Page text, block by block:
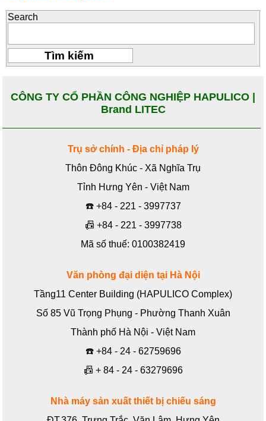
Search
CÔNG TY CỔ PHẦN CÔNG NGHIỆP HAPULICO |
Brand LITEC
Trụ sở chính - Địa chỉ pháp lý
Thôn Đông Khúc - Xã Nghĩa Trụ
Tỉnh Hưng Yên - Việt Nam
☎️ +84 - 221 - 3997737
📠 +84 - 221 - 3997738
Mã số thuế: 0100382419
Văn phòng đại diện tại Hà Nội
Tầng11 Center Building (HAPULICO Complex)
Số 85 Vũ Trọng Phụng - Phường Thanh Xuân
Thành phố Hà Nội - Việt Nam
☎️ +84 - 24 - 62759696
📠 + 84 - 24 - 63279696
Nhà máy sản xuất thiết bị chiếu sáng